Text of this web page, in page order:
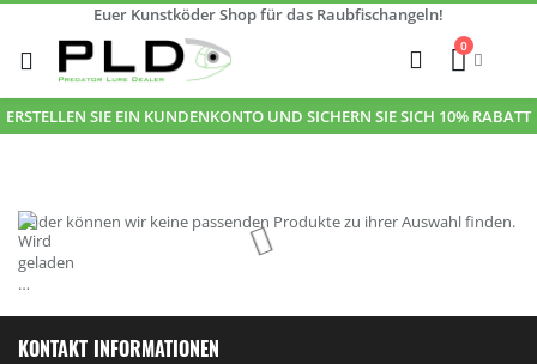
Euer Kunstköder Shop für das Raubfischangeln!
Zum
Inhalt
springen
Cart
0
Suche
ERSTELLEN SIE EIN KUNDENKONTO UND SICHERN SIE SICH 10% RABATT
Leider können wir keine passenden Produkte zu ihrer Auswahl finden.
KONTAKT INFORMATIONEN